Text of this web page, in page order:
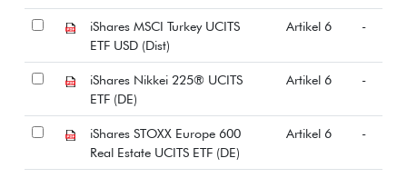
iShares MSCI Turkey UCITS
ETF USD (Dist)
Artikel 6 -
iShares Nikkei 225® UCITS
ETF (DE)
Artikel 6 -
iShares STOXX Europe 600
Real Estate UCITS ETF (DE)
Artikel 6 -